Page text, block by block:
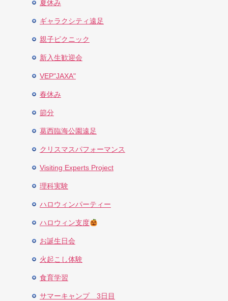
夏休み
ギャラクシティ遠足
親子ピクニック
新入生歓迎会
VEP"JAXA"
春休み
節分
葛西臨海公園遠足
クリスマスパフォーマンス
Visiting Experts Project
理科実験
ハロウィンパーティー
ハロウィン支度
お誕生日会
火起こし体験
食育学習
サマーキャンプ 3日目